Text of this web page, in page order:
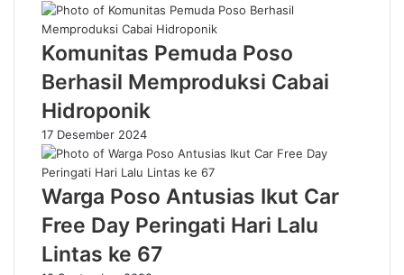
Komunitas Pemuda Poso
Berhasil Memproduksi Cabai
Hidroponik
17 Desember 2024
Warga Poso Antusias Ikut Car
Free Day Peringati Hari Lalu
Lintas ke 67